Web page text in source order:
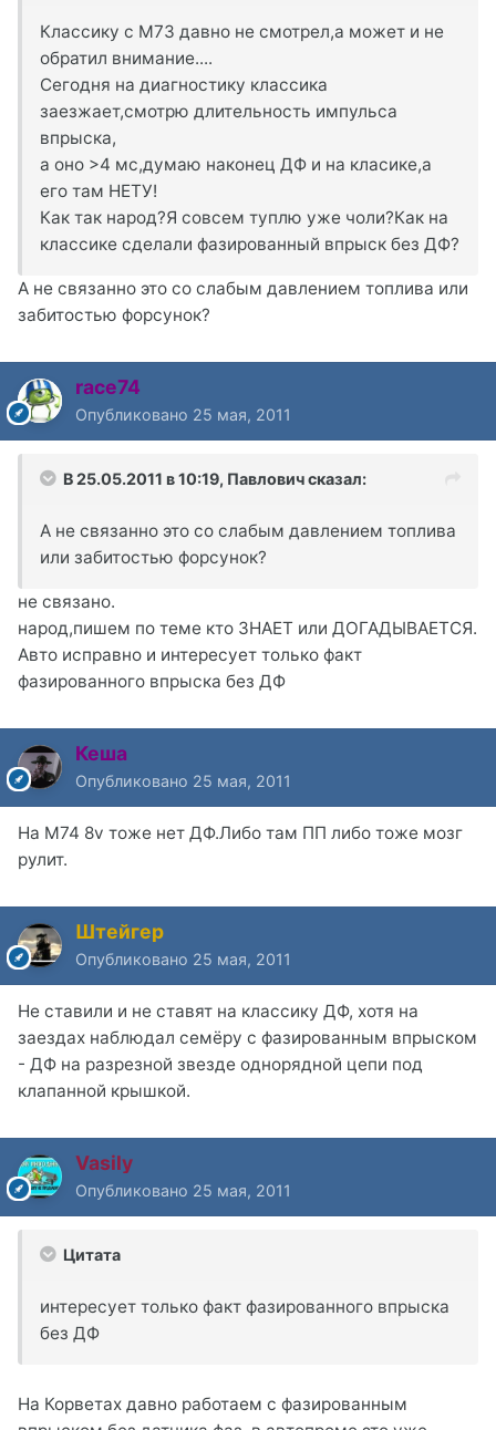
Классику с M73 давно не смотрел,а может и не
обратил внимание....
Сегодня на диагностику классика
заезжает,смотрю длительность импульса
впрыска,
а оно >4 мс,думаю наконец ДФ и на класике,а
его там НЕТУ!
Как так народ?Я совсем туплю уже чоли?Как на
классике сделали фазированный впрыск без ДФ?
А не связанно это со слабым давлением топлива или
забитостью форсунок?
race74
Опубликовано 25 мая, 2011
В 25.05.2011 в 10:19, Павлович сказал:
А не связанно это со слабым давлением топлива
или забитостью форсунок?
не связано.
народ,пишем по теме кто ЗНАЕТ или ДОГАДЫВАЕТСЯ.
Авто исправно и интересует только факт
фазированного впрыска без ДФ
Кеша
Опубликовано 25 мая, 2011
На М74 8v тоже нет ДФ.Либо там ПП либо тоже мозг
рулит.
Штейгер
Опубликовано 25 мая, 2011
Не ставили и не ставят на классику ДФ, хотя на
заездах наблюдал семёру с фазированным впрыском
- ДФ на разрезной звезде однорядной цепи под
клапанной крышкой.
Vasily
Опубликовано 25 мая, 2011
Цитата
интересует только факт фазированного впрыска
без ДФ
На Корветах давно работаем с фазированным